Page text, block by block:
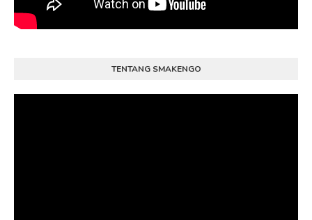
TENTANG SMAKENGO